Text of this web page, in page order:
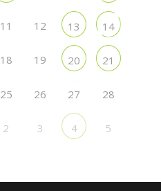
11 12 13 14
18 19 20 21
25 26 27 28
2 3 4 5